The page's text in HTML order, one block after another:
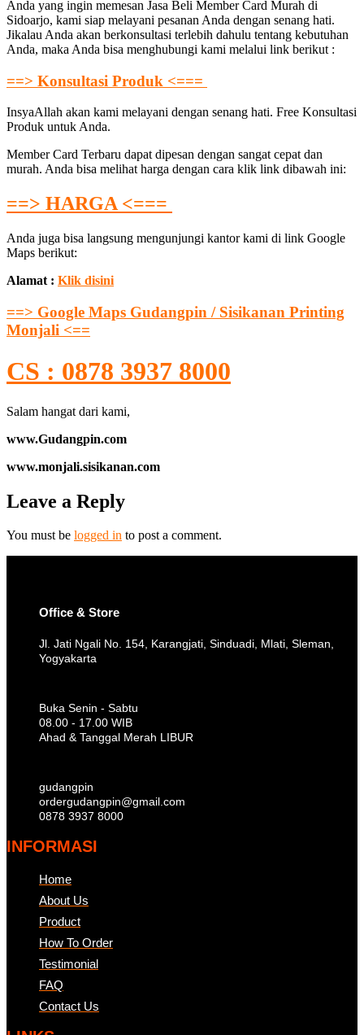
Anda yang ingin memesan Jasa Beli Member Card Murah di
Sidoarjo, kami siap melayani pesanan Anda dengan senang hati.
Jikalau Anda akan berkonsultasi terlebih dahulu tentang kebutuhan
Anda, maka Anda bisa menghubungi kami melalui link berikut :
==> Konsultasi Produk <===
InsyaAllah akan kami melayani dengan senang hati. Free Konsultasi
Produk untuk Anda.
Member Card Terbaru dapat dipesan dengan sangat cepat dan
murah. Anda bisa melihat harga dengan cara klik link dibawah ini:
==> HARGA <===
Anda juga bisa langsung mengunjungi kantor kami di link Google
Maps berikut:
Alamat : Klik disini
==> Google Maps Gudangpin / Sisikanan Printing
Monjali <==
CS : 0878 3937 8000
Salam hangat dari kami,
www.Gudangpin.com
www.monjali.sisikanan.com
Leave a Reply
You must be logged in to post a comment.
Office & Store
Jl. Jati Ngali No. 154, Karangjati, Sinduadi, Mlati, Sleman,
Yogyakarta
Buka Senin - Sabtu
08.00 - 17.00 WIB
Ahad & Tanggal Merah LIBUR
gudangpin
ordergudangpin@gmail.com
0878 3937 8000
INFORMASI
Home
About Us
Product
How To Order
Testimonial
FAQ
Contact Us